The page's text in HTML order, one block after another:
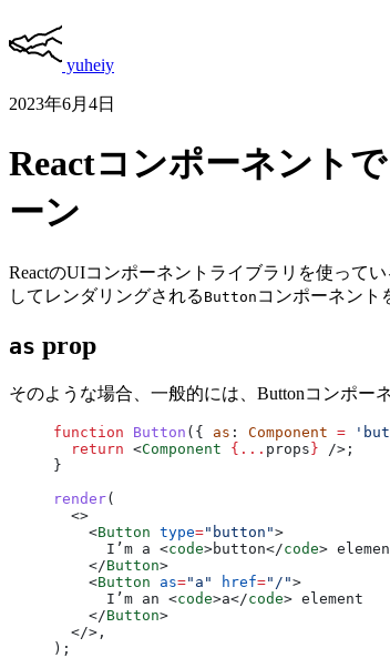
yuheiy
2023年6月4日
Reactコンポーネント
ーン
ReactのUIコンポーネントライブラリを使って
してレンダリングされる Button コンポーネント
as prop
そのような場合、一般的には、Buttonコンポー
function Button ({ as : Component =
  return
<Component {... props} />;
}
render(
  <>
    <
Button type="button">
      I’m a <
code>button</code>
    </
Button>
    <
Button as="a" href="/">
      I’m an <
code>a</code> element
    </
Button>
  </>,
);